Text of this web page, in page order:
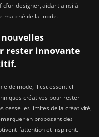
designer, aidant ainsi à
marché de la mode.
rester innovante
de mode, il est essentiel
créatives pour rester
cesse les limites de la créativité,
en proposant des
l’attention et inspirent.